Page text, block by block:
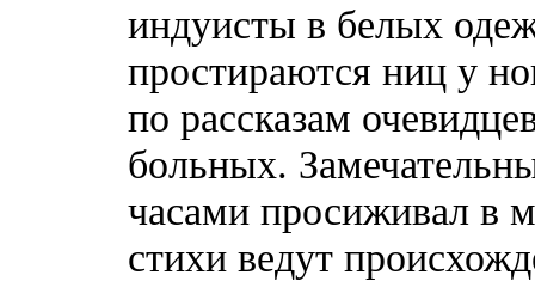
индуисты в белых
простираются ниц у
по рассказам
больных.
часами просиживал в
стихи ведут